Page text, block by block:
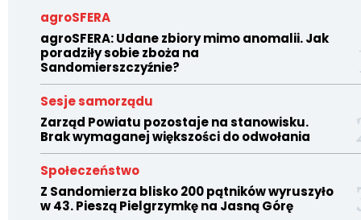
agroSFERA
agroSFERA: Udane zbiory mimo anomalii. Jak
poradziły sobie zboża na
Sandomierszczyźnie?
Sesje samorządu
Zarząd Powiatu pozostaje na stanowisku.
Brak wymaganej większości do odwołania
Społeczeństwo
Z Sandomierza blisko 200 pątników wyruszyło
w 43. Pieszą Pielgrzymkę na Jasną Górę